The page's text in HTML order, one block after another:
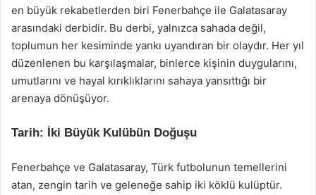
en büyük rekabetlerden biri Fenerbahçe ile Galatasaray
arasındaki derbidir. Bu derbi, yalnızca sahada değil,
toplumun her kesiminde yankı uyandıran bir olaydır. Her yıl
düzenlenen bu karşılaşmalar, binlerce kişinin duygularını,
umutlarını ve hayal kırıklıklarını sahaya yansıttığı bir
arenaya dönüşüyor.
Tarih: İki Büyük Kulübün Doğuşu
Fenerbahçe ve Galatasaray, Türk futbolunun temellerini
atan, zengin tarih ve geleneğe sahip iki köklü kulüptür.